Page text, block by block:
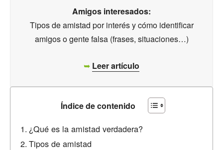
Amigos interesados:
Tipos de amistad por interés y cómo identificar
amigos o gente falsa (frases, situaciones…)
➥ Leer artículo
Índice de contenido
¿Qué es la amistad verdadera?
Tipos de amistad